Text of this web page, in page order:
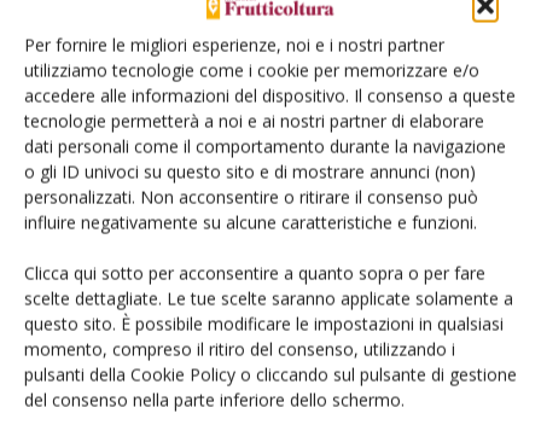
Per fornire le migliori esperienze, noi e i nostri partner
utilizziamo tecnologie come i cookie per memorizzare e/o
accedere alle informazioni del dispositivo. Il consenso a queste
tecnologie permetterà a noi e ai nostri partner di elaborare
dati personali come il comportamento durante la navigazione
o gli ID univoci su questo sito e di mostrare annunci (non)
personalizzati. Non acconsentire o ritirare il consenso può
influire negativamente su alcune caratteristiche e funzioni.
Clicca qui sotto per acconsentire a quanto sopra o per fare
scelte dettagliate. Le tue scelte saranno applicate solamente a
questo sito. È possibile modificare le impostazioni in qualsiasi
momento, compreso il ritiro del consenso, utilizzando i
pulsanti della Cookie Policy o cliccando sul pulsante di gestione
del consenso nella parte inferiore dello schermo.
Cerca adesso
Dalla stessa categoria
ARTICOLI ABBONATI 13 Aprile 2026
Campagna complessa per le